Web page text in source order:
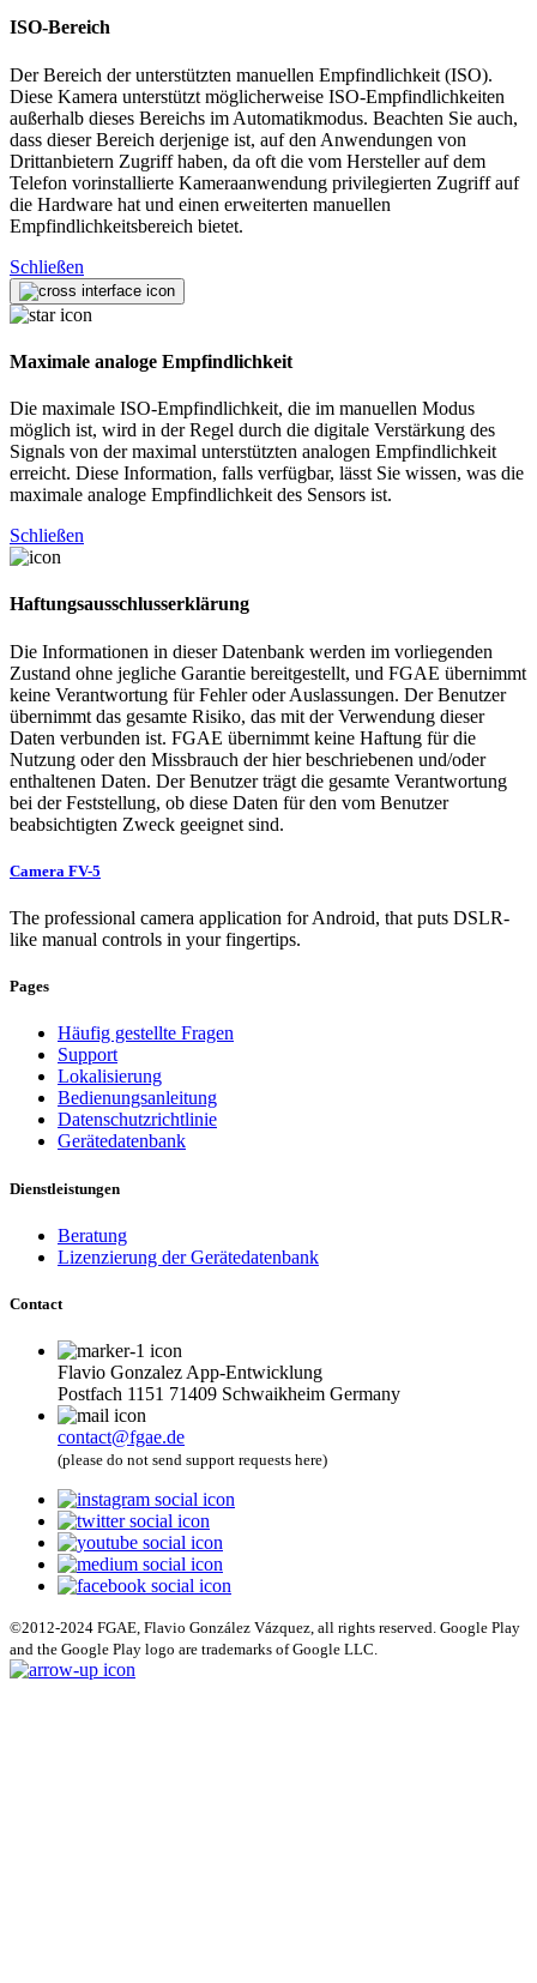
ISO-Bereich
Der Bereich der unterstützten manuellen Empfindlichkeit (ISO).
Diese Kamera unterstützt möglicherweise ISO-Empfindlichkeiten
außerhalb dieses Bereichs im Automatikmodus. Beachten Sie auch,
dass dieser Bereich derjenige ist, auf den Anwendungen von
Drittanbietern Zugriff haben, da oft die vom Hersteller auf dem
Telefon vorinstallierte Kameraanwendung privilegierten Zugriff auf
die Hardware hat und einen erweiterten manuellen
Empfindlichkeitsbereich bietet.
Schließen
Maximale analoge Empfindlichkeit
Die maximale ISO-Empfindlichkeit, die im manuellen Modus
möglich ist, wird in der Regel durch die digitale Verstärkung des
Signals von der maximal unterstützten analogen Empfindlichkeit
erreicht. Diese Information, falls verfügbar, lässt Sie wissen, was die
maximale analoge Empfindlichkeit des Sensors ist.
Schließen
Haftungsausschlusserklärung
Die Informationen in dieser Datenbank werden im vorliegenden
Zustand ohne jegliche Garantie bereitgestellt, und FGAE übernimmt
keine Verantwortung für Fehler oder Auslassungen. Der Benutzer
übernimmt das gesamte Risiko, das mit der Verwendung dieser
Daten verbunden ist. FGAE übernimmt keine Haftung für die
Nutzung oder den Missbrauch der hier beschriebenen und/oder
enthaltenen Daten. Der Benutzer trägt die gesamte Verantwortung
bei der Feststellung, ob diese Daten für den vom Benutzer
beabsichtigten Zweck geeignet sind.
Camera FV-5
The professional camera application for Android, that puts DSLR-
like manual controls in your fingertips.
Pages
Häufig gestellte Fragen
Support
Lokalisierung
Bedienungsanleitung
Datenschutzrichtlinie
Gerätedatenbank
Dienstleistungen
Beratung
Lizenzierung der Gerätedatenbank
Contact
Flavio Gonzalez App-Entwicklung
Postfach 1151 71409 Schwaikheim Germany
contact@fgae.de
(please do not send support requests here)
©2012-2024 FGAE, Flavio González Vázquez, all rights reserved. Google Play
and the Google Play logo are trademarks of Google LLC.